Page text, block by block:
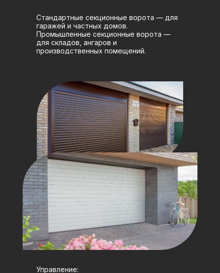
Стандартные секционные ворота — для
гаражей и частных домов.
Промышленные секционные ворота —
для складов, ангаров и
производственных помещений.
Управление: